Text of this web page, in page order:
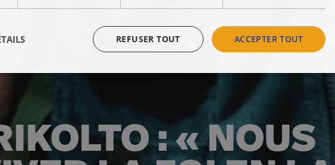
: « NOUS
ACCEPTER TOUT
REFUSER TOUT